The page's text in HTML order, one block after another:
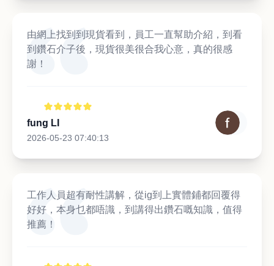
由網上找到到現貨看到，員工一直幫助介紹，到看
到鑽石介子後，現貨很美很合我心意，真的很感
謝！
fung LI
2026-05-23 07:40:13
工作人員超有耐性講解，從ig到上實體鋪都回覆得
好好，本身乜都唔識，到講得出鑽石嘅知識，值得
推薦！